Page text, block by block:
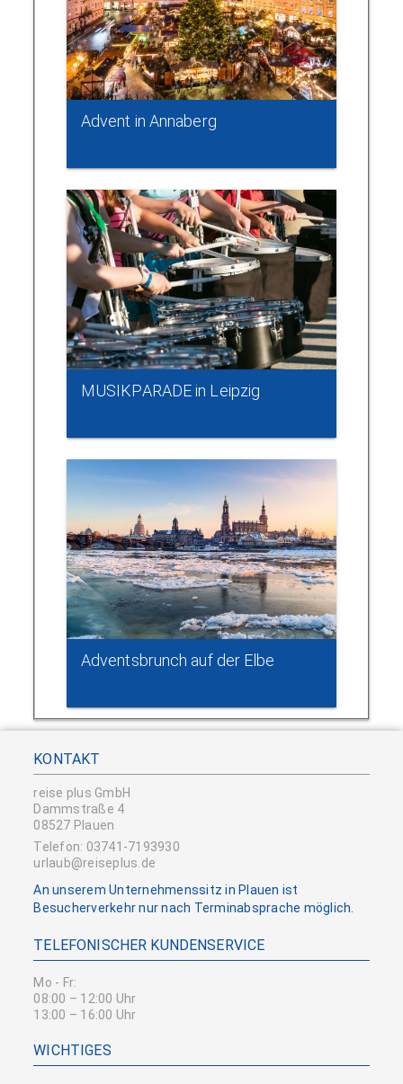
Advent in Annaberg
MUSIKPARADE in Leipzig
Adventsbrunch auf der Elbe
KONTAKT
reise plus GmbH
Dammstraße 4
08527 Plauen
Telefon: 03741-7193930
urlaub@reiseplus.de
An unserem Unternehmenssitz in Plauen ist
Besucherverkehr nur nach Terminabsprache möglich.
TELEFONISCHER KUNDENSERVICE
Mo - Fr:
08:00 – 12:00 Uhr
13:00 – 16:00 Uhr
WICHTIGES